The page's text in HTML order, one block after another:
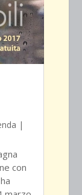
|
con